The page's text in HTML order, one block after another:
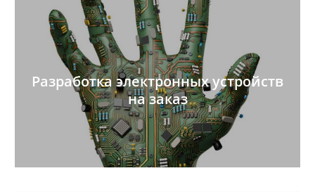
Разработка электронных устройств
на заказ